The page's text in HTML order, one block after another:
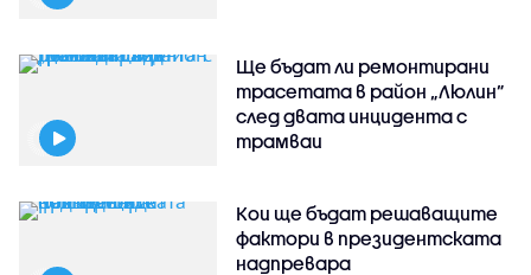
Ще бъдат ли ремонтирани
трасетата в район „Люлин”
след двата инцидента с
трамваи
Кои ще бъдат решаващите
фактори в президентската
надпревара